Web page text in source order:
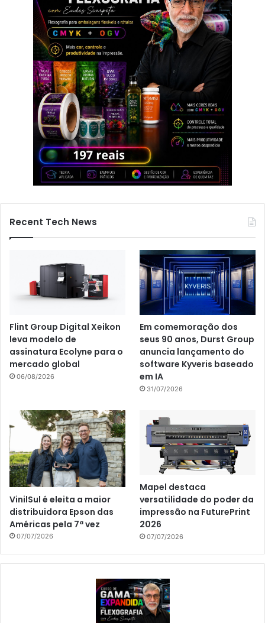
Recent Tech News
Flint Group Digital Xeikon
leva modelo de
assinatura Ecolyne para o
mercado global
06/08/2026
Em comemoração dos
seus 90 anos, Durst Group
anuncia lançamento do
software Kyveris baseado
em IA
31/07/2026
VinilSul é eleita a maior
distribuidora Epson das
Américas pela 7ª vez
07/07/2026
Mapel destaca
versatilidade do poder da
impressão na FuturePrint
2026
07/07/2026